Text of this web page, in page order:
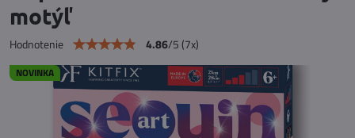
NOVINKA
motýľ
Hodnotenie 4.86/5(7x)